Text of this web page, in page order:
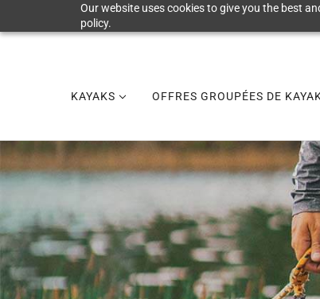
Our website uses cookies to give you the best
policy.
KAYAKS OFFRES GROUPÉES DE